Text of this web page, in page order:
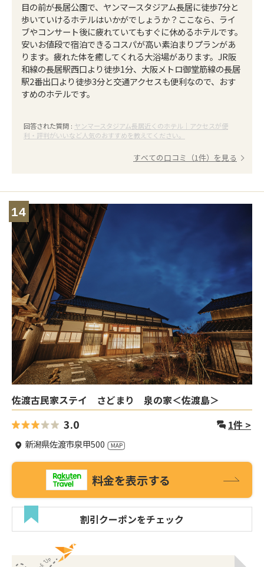
目の前が長居公園で、ヤンマースタジアム長居に徒歩7分と
歩いていけるホテルはいかがでしょうか？ここなら、ライ
ブやコンサート後に疲れていてもすぐに休めるホテルです。
安いお値段で宿泊できるコスパが高い素泊まりプランがあ
ります。疲れた体を癒してくれる大浴場があります。JR阪
和線の長居駅西口より徒歩1分、大阪メトロ御堂筋線の長居
駅2番出口より徒歩3分と交通アクセスも便利なので、おす
すめのホテルです。
回答された質問 : ヤンマースタジアム長居近くのホテル｜アクセスが便
利・評判がいいなど人気のおすすめを教えてください。
すべての口コミ（1件）を見る
14
佐渡古民家ステイ さどまり 泉の家＜佐渡島＞
3.0 1件 >
新潟県佐渡市泉甲500
料金を表示する
割引クーポンをチェック